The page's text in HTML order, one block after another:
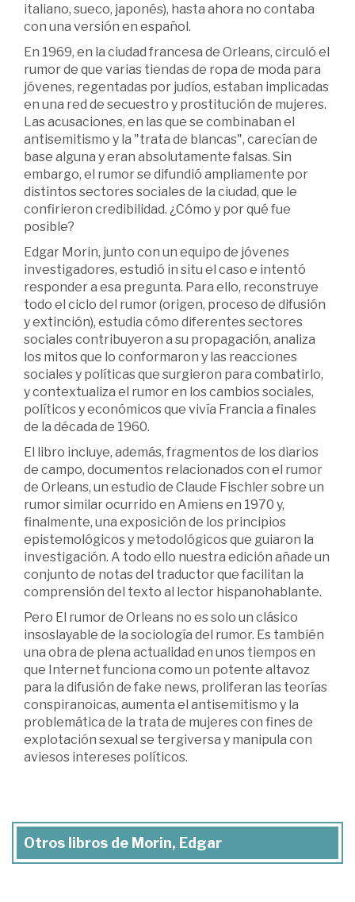
italiano, sueco, japonés), hasta ahora no contaba
con una versión en español.
En 1969, en la ciudad francesa de Orleans, circuló el
rumor de que varias tiendas de ropa de moda para
jóvenes, regentadas por judíos, estaban implicadas
en una red de secuestro y prostitución de mujeres.
Las acusaciones, en las que se combinaban el
antisemitismo y la "trata de blancas", carecían de
base alguna y eran absolutamente falsas. Sin
embargo, el rumor se difundió ampliamente por
distintos sectores sociales de la ciudad, que le
confirieron credibilidad. ¿Cómo y por qué fue
posible?
Edgar Morin, junto con un equipo de jóvenes
investigadores, estudió in situ el caso e intentó
responder a esa pregunta. Para ello, reconstruye
todo el ciclo del rumor (origen, proceso de difusión
y extinción), estudia cómo diferentes sectores
sociales contribuyeron a su propagación, analiza
los mitos que lo conformaron y las reacciones
sociales y políticas que surgieron para combatirlo,
y contextualiza el rumor en los cambios sociales,
políticos y económicos que vivía Francia a finales
de la década de 1960.
El libro incluye, además, fragmentos de los diarios
de campo, documentos relacionados con el rumor
de Orleans, un estudio de Claude Fischler sobre un
rumor similar ocurrido en Amiens en 1970 y,
finalmente, una exposición de los principios
epistemológicos y metodológicos que guiaron la
investigación. A todo ello nuestra edición añade un
conjunto de notas del traductor que facilitan la
comprensión del texto al lector hispanohablante.
Pero El rumor de Orleans no es solo un clásico
insoslayable de la sociología del rumor. Es también
una obra de plena actualidad en unos tiempos en
que Internet funciona como un potente altavoz
para la difusión de fake news, proliferan las teorías
conspiranoicas, aumenta el antisemitismo y la
problemática de la trata de mujeres con fines de
explotación sexual se tergiversa y manipula con
aviesos intereses políticos.
Otros libros de Morin, Edgar